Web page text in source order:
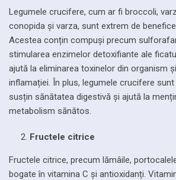
Legumele crucifere, cum ar fi broccoli,
conopida și varza, sunt extrem de
Acestea conțin compuși precum
stimularea enzimelor detoxifiante ale
ajută la eliminarea toxinelor din organism
inflamației. În plus, legumele crucifere
susțin sănătatea digestivă și ajută la
metabolism sănătos.
Fructele citrice
Fructele citrice, precum lămâile,
bogate în vitamina C și antioxidanți.